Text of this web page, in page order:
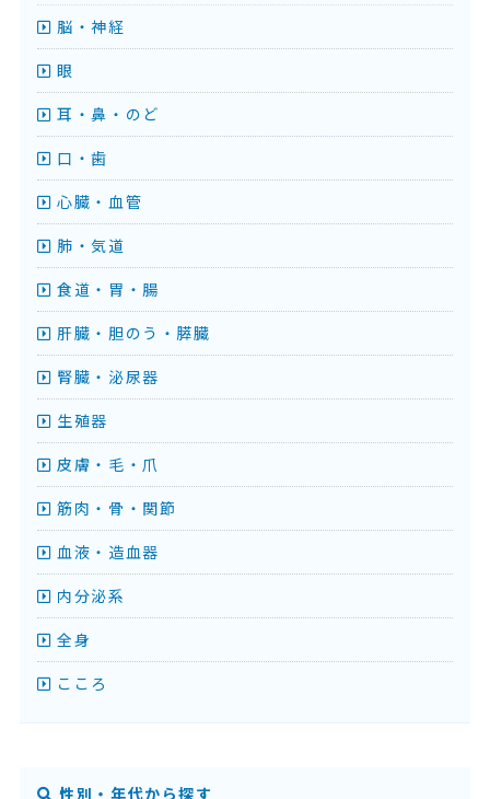
脳・神経
眼
耳・鼻・のど
口・歯
心臓・血管
肺・気道
食道・胃・腸
肝臓・胆のう・膵臓
腎臓・泌尿器
生殖器
皮膚・毛・爪
筋肉・骨・関節
血液・造血器
内分泌系
全身
こころ
性別・年代から探す